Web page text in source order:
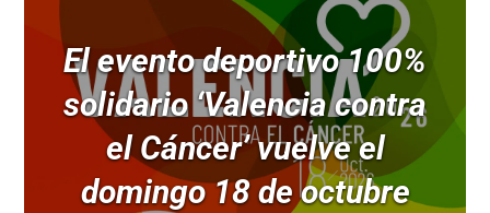
El evento deportivo 100%
solidario ‘Valencia contra
el Cáncer’ vuelve el
domingo 18 de octubre